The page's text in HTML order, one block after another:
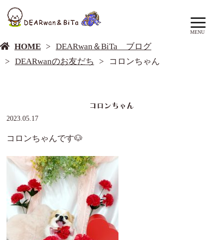
MENU
HOME
DEARwan＆BiTa ブログ
DEARwanのお友だち
コロンちゃん
コロンちゃん
2023.05.17
コロンちゃんです🐶